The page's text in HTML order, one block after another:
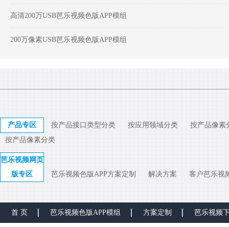
高清200万USB芭乐视频色版APP模组
200万像素USB芭乐视频色版APP模组
产品专区 按产品接口类型分类 按应用领域分类
按产品像素
按产品像素分类
芭乐视频网页
版专区
芭乐视频色版APP方案定制 解决方案 客户芭乐视
首 页 芭乐视频色版APP模组 方案定制 芭乐视频